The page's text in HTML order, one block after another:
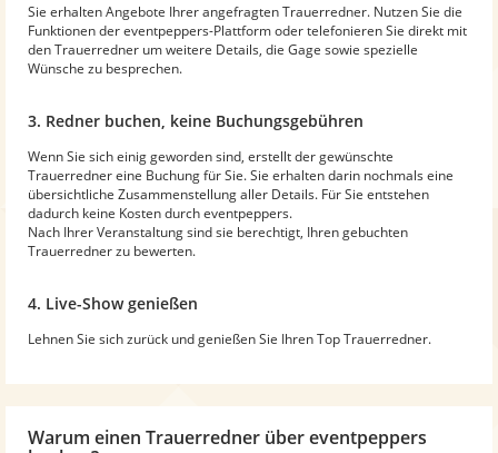
Sie erhalten Angebote Ihrer angefragten Trauerredner. Nutzen Sie die
Funktionen der eventpeppers-Plattform oder telefonieren Sie direkt mit
den Trauerredner um weitere Details, die Gage sowie spezielle
Wünsche zu besprechen.
3. Redner buchen, keine Buchungsgebühren
Wenn Sie sich einig geworden sind, erstellt der gewünschte
Trauerredner eine Buchung für Sie. Sie erhalten darin nochmals eine
übersichtliche Zusammenstellung aller Details. Für Sie entstehen
dadurch keine Kosten durch eventpeppers.
Nach Ihrer Veranstaltung sind sie berechtigt, Ihren gebuchten
Trauerredner zu bewerten.
4. Live-Show genießen
Lehnen Sie sich zurück und genießen Sie Ihren Top Trauerredner.
Warum einen Trauerredner über eventpeppers